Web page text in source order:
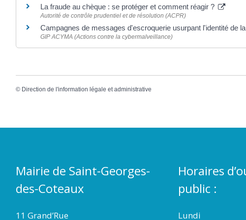
La fraude au chèque : se protéger et comment réagir ?
Autorité de contrôle prudentiel et de résolution (ACPR)
Campagnes de messages d'escroquerie usurpant l'identité de
GIP ACYMA (Actions contre la cybermalveillance)
© Direction de l'information légale et administrative
Mairie de Saint-Georges-
des-Coteaux
11 Grand’Rue
Horaires
public :
Lundi